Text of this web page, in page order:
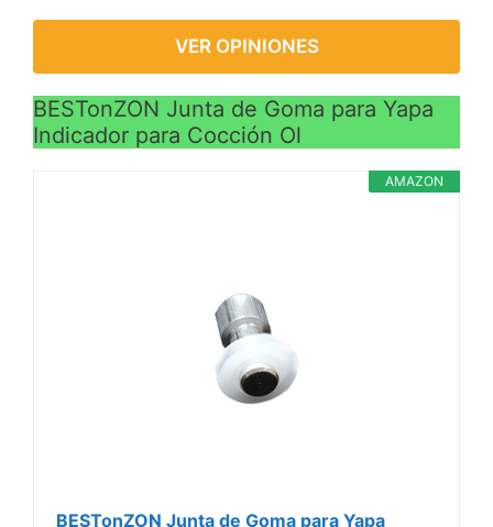
VER OPINIONES
BESTonZON Junta de Goma para Yapa
Indicador para Cocción Ol
AMAZON
BESTonZON Junta de Goma para Yapa